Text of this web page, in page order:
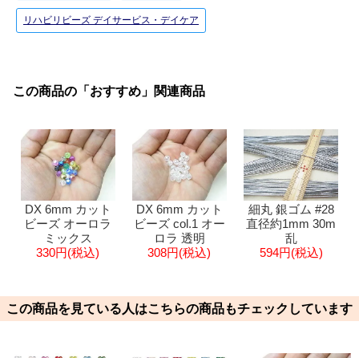
リハビリビーズ デイサービス・デイケア
この商品の「おすすめ」関連商品
DX 6mm カット
ビーズ オーロラ
ミックス
330円(税込)
DX 6mm カット
ビーズ col.1 オー
ロラ 透明
308円(税込)
細丸 銀ゴム #28
直径約1mm 30m
乱
594円(税込)
この商品を見ている人はこちらの商品もチェックしています